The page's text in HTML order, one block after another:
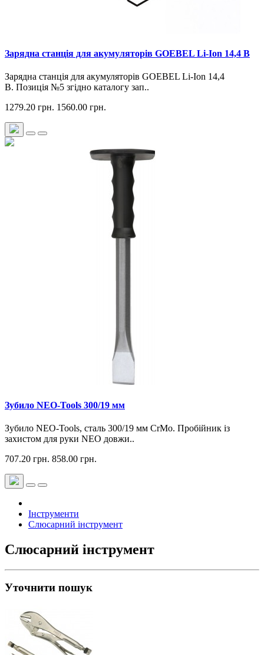
Зарядна станція для акумуляторів GOEBEL Li-Ion 14,4 В
Зарядна станція для акумуляторів GOEBEL Li-Ion 14,4
В. Позиція №5 згідно каталогу зап..
1279.20 грн. 1560.00 грн.
Зубило NEO-Tools 300/19 мм
Зубило NEO-Tools, сталь 300/19 мм CrMo. Пробійник із
захистом для руки NEO довжи..
707.20 грн. 858.00 грн.
Інструменти
Слюсарний інструмент
Слюсарний інструмент
Уточнити пошук